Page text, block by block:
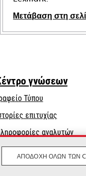
Μετάβαση στη
γνώσεων
Τύπου
επιτυχίας
αναλυτών
ΑΠΟΔΟΧΉ ΌΛΩΝ ΤΩΝ